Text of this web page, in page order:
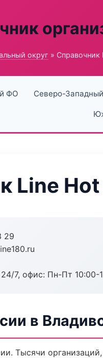
округ » Справочник
ФО Северо-
Line Hot
29
7, офис: Пн-Пт 10:00-
в
Тысячи